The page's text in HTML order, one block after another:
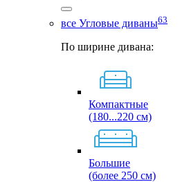
все Угловые диваны63
По ширине дивана:
Компактные
(180...220 см)
Большие
(более 250 см)